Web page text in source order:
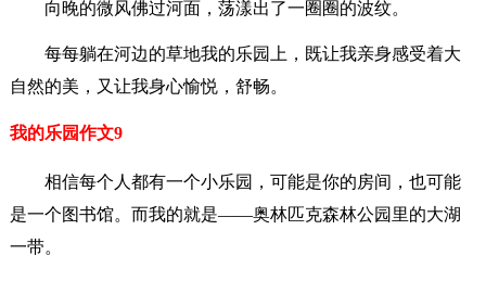
向晚的微风佛过河面，荡漾出了一圈圈的波纹。
每每躺在河边的草地我的乐园上，既让我亲身感受着大
自然的美，又让我身心愉悦，舒畅。
我的乐园作文9
相信每个人都有一个小乐园，可能是你的房间，也可能
是一个图书馆。而我的就是——奥林匹克森林公园里的大湖
一带。